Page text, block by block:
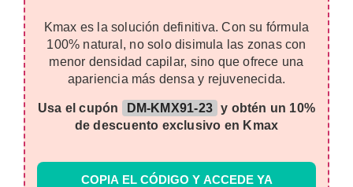
Kmax es la solución definitiva. Con su fórmula
100% natural, no solo disimula las zonas con
menor densidad capilar, sino que ofrece una
apariencia más densa y rejuvenecida.
Usa el cupón DM-KMX91-23 y obtén un 10%
de descuento exclusivo en Kmax
COPIA EL CÓDIGO Y ACCEDE YA